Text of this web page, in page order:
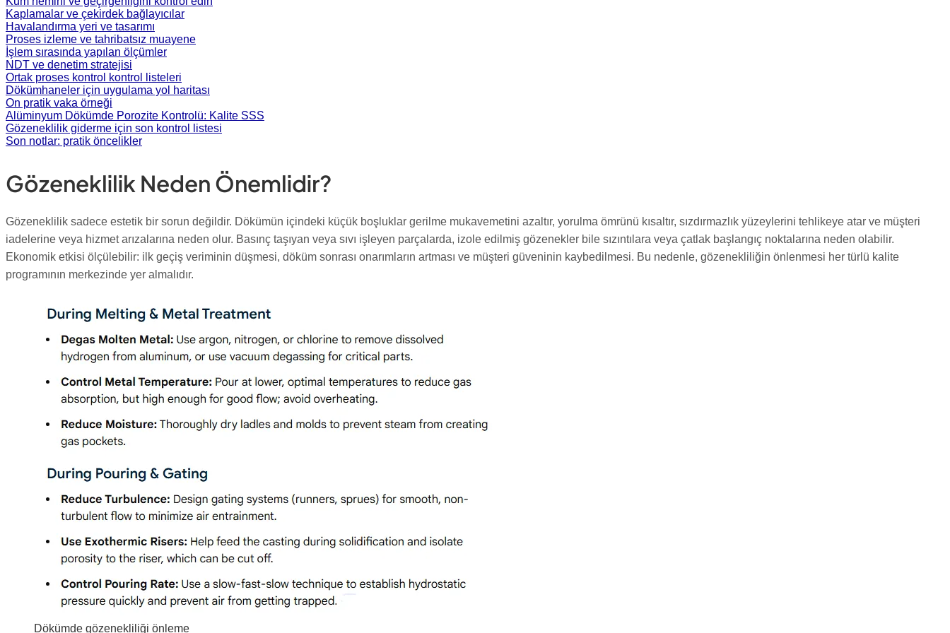
Kaplamalar ve çekirdek bağlayıcılar
Havalandırma yeri ve tasarımı
Proses izleme ve tahribatsız muayene
İşlem sırasında yapılan ölçümler
NDT ve denetim stratejisi
Ortak proses kontrol kontrol listeleri
Dökümhaneler için uygulama yol haritası
On pratik vaka örneği
Alüminyum Dökümde Porozite Kontrolü: Kalite SSS
Gözeneklilik giderme için son kontrol listesi
Son notlar: pratik öncelikler
Gözeneklilik Neden Önemlidir?
Gözeneklilik sadece estetik bir sorun değildir. Dökümün içindeki küçük boşluklar gerilme mukavemetini azaltır, yorulma ömrünü kısaltır, sızdırmazlık yüzeylerini tehlikeye atar ve müşteri
iadelerine veya hizmet arızalarına neden olur. Basınç taşıyan veya sıvı işleyen parçalarda, izole edilmiş gözenekler bile sızıntılara veya çatlak başlangıç noktalarına neden olabilir.
Ekonomik etkisi ölçülebilir: ilk geçiş veriminin düşmesi, döküm sonrası onarımların artması ve müşteri güveninin kaybedilmesi. Bu nedenle, gözenekliliğin önlenmesi her türlü kalite
programının merkezinde yer almalıdır.
Dökümde gözenekliliği önleme